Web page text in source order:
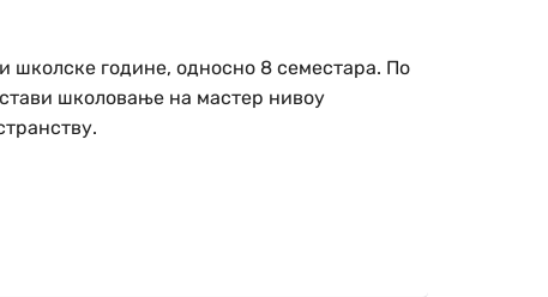
школске године, односно 8 семестара. По
школовање на мастер нивоу